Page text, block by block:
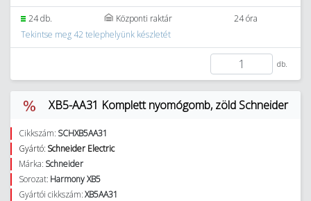
24 db. Központi raktár
24 óra
Tekintse meg 42 telephelyünk készletét
db.
XB5-AA31 Komplett nyomógomb, zöld Schneider
Cikkszám: SCHXB5AA31
Gyártó: Schneider Electric
Márka: Schneider
Sorozat: Harmony XB5
Gyártói cikkszám:XB5AA31